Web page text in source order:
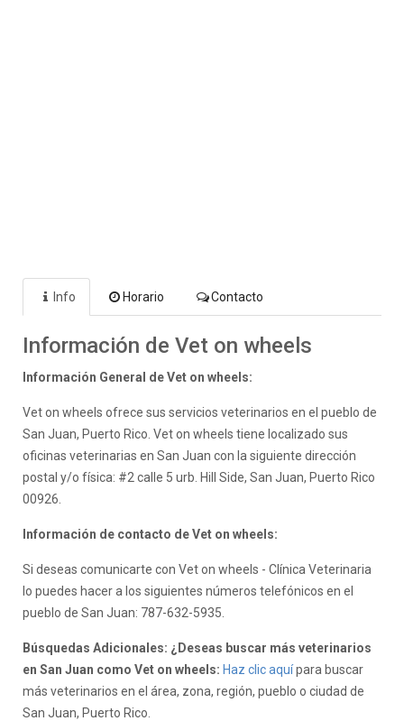
Info Horario Contacto
Información de Vet on wheels
Información General de Vet on wheels:
Vet on wheels ofrece sus servicios veterinarios en el pueblo de
San Juan, Puerto Rico. Vet on wheels tiene localizado sus
oficinas veterinarias en San Juan con la siguiente dirección
postal y/o física: #2 calle 5 urb. Hill Side, San Juan, Puerto Rico
00926.
Información de contacto de Vet on wheels:
Si deseas comunicarte con Vet on wheels - Clínica Veterinaria
lo puedes hacer a los siguientes números telefónicos en el
pueblo de San Juan: 787-632-5935.
Búsquedas Adicionales: ¿Deseas buscar más veterinarios
en San Juan como Vet on wheels: Haz clic aquípara buscar
más veterinarios en el área, zona, región, pueblo o ciudad de
San Juan, Puerto Rico.